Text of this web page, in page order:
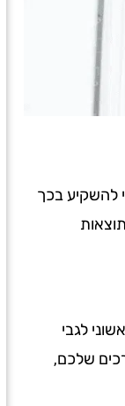
להשקיע בכך
לגבי
שלכם,